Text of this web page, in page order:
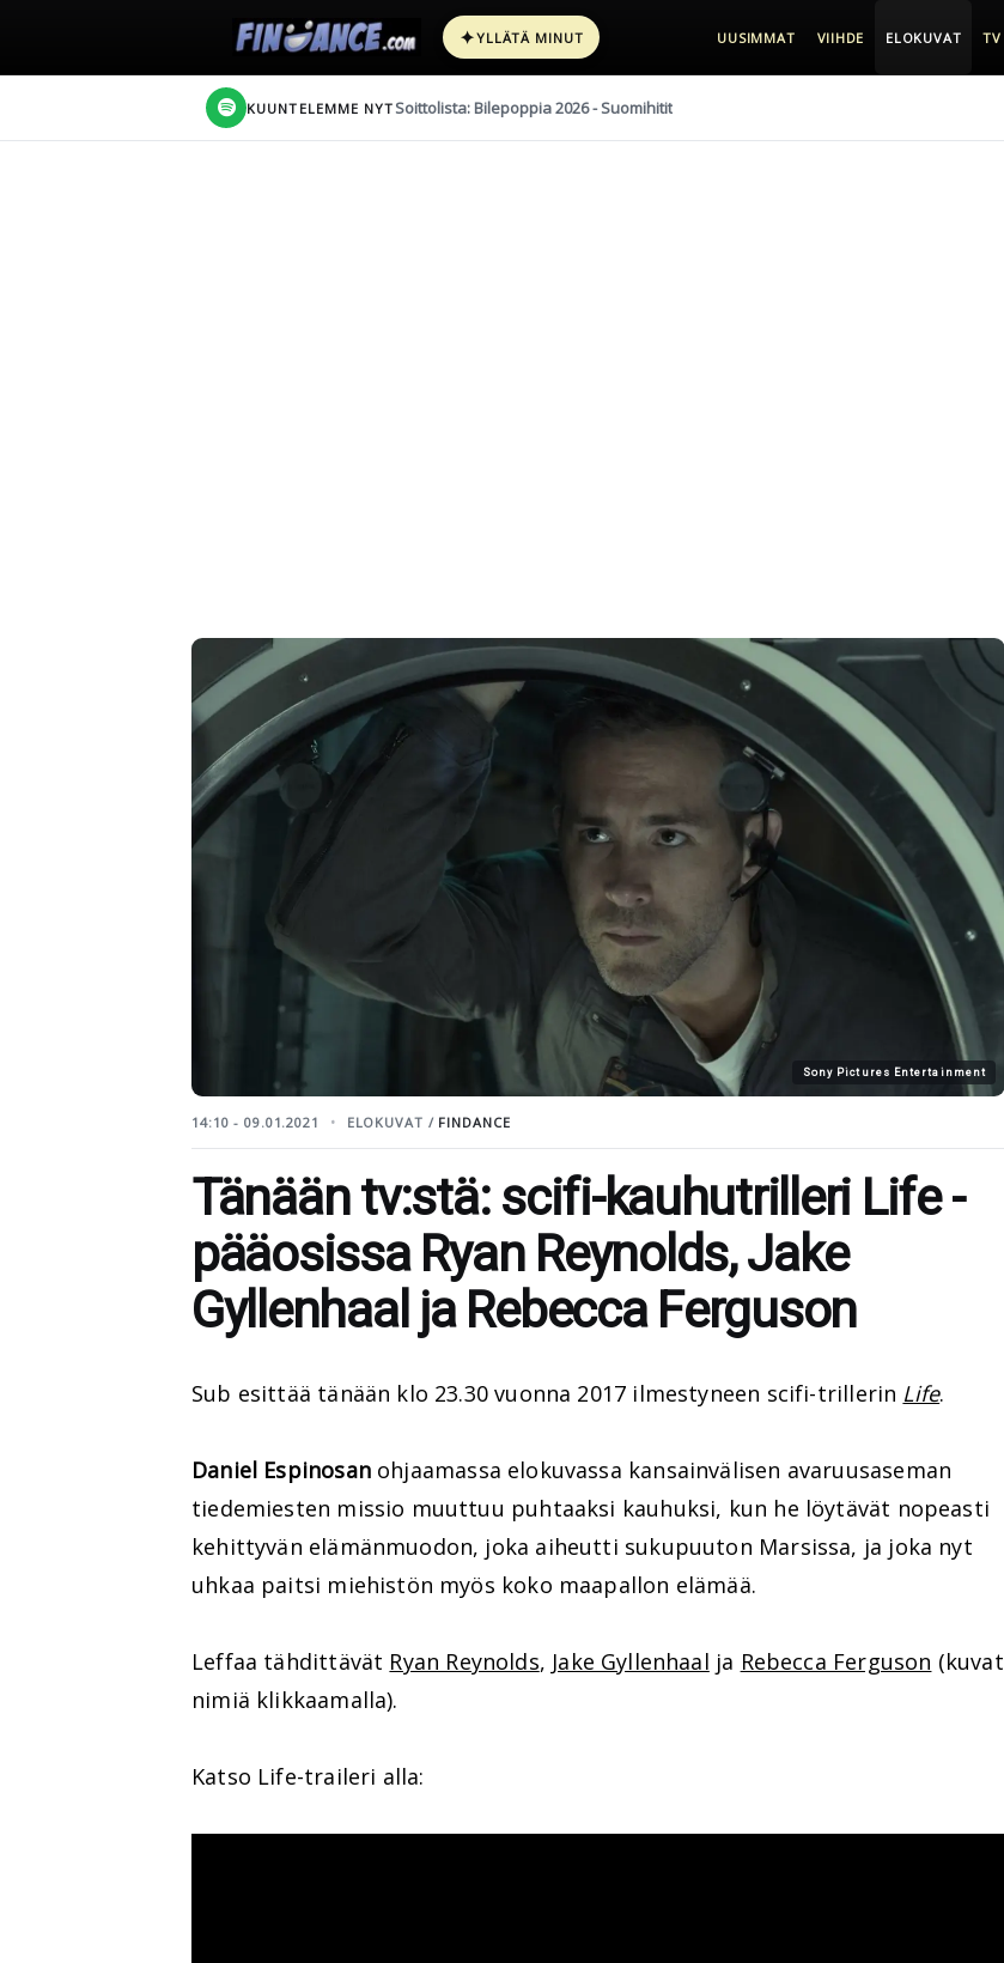
✦YLLÄTÄ MINUT UUSIMMAT VIIHDE ELOKUVAT TV
KUUNTELEMME NYT Soittolista: Bilepoppia 2026 - Suomihitit
Sony Pictures Entertainment
14:10 - 09.01.2021 ELOKUVAT / FINDANCE
Tänään tv:stä: scifi-kauhutrilleri Life -
pääosissa Ryan Reynolds, Jake
Gyllenhaal ja Rebecca Ferguson
Sub esittää tänään klo 23.30 vuonna 2017 ilmestyneen scifi-trillerin Life.
Daniel Espinosanohjaamassa elokuvassa kansainvälisen avaruusaseman
tiedemiesten missio muuttuu puhtaaksi kauhuksi, kun he löytävät nopeasti
kehittyvän elämänmuodon, joka aiheutti sukupuuton Marsissa, ja joka nyt
uhkaa paitsi miehistön myös koko maapallon elämää.
Leffaa tähdittävät Ryan Reynolds, Jake Gyllenhaal ja Rebecca Ferguson (kuvat
nimiä klikkaamalla).
Katso Life-traileri alla: